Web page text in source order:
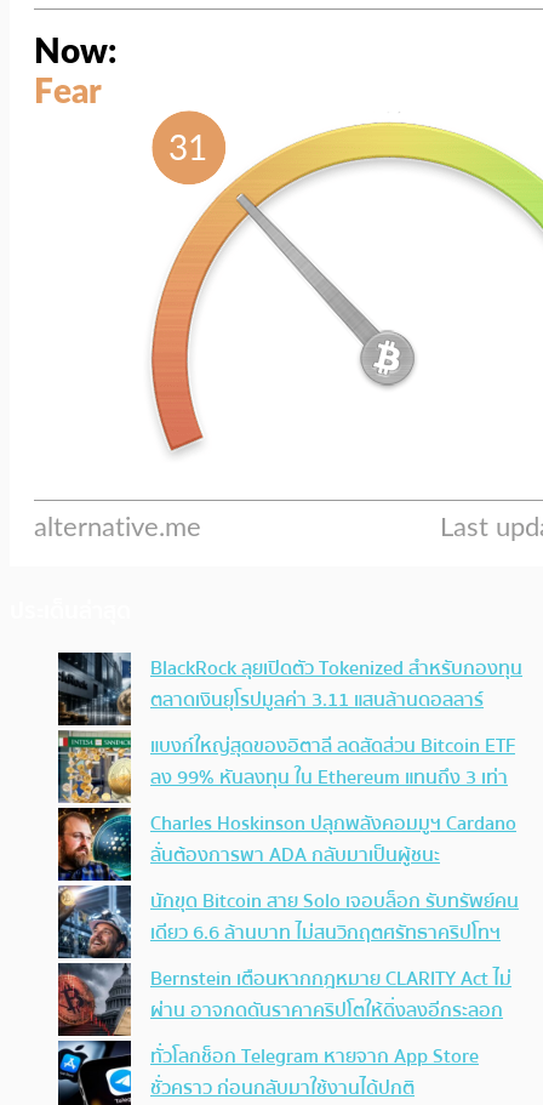
BlackRock ลุยเปิดตัว Tokenized สำหรับกองทุน
ตลาดเงินยุโรปมูลค่า 3.11 แสนล้านดอลลาร์
แบงก์ใหญ่สุดของอิตาลี ลดสัดส่วน Bitcoin ETF
ลง 99% หันลงทุน ใน Ethereum แทนถึง 3 เท่า
Charles Hoskinson ปลุกพลังคอมมูฯ Cardano
ลั่นต้องการพา ADA กลับมาเป็นผู้ชนะ
นักขุด Bitcoin สาย Solo เจอบล็อก รับทรัพย์คน
เดียว 6.6 ล้านบาท ไม่สนวิกฤตศรัทธาคริปโทฯ
Bernstein เตือนหากกฎหมาย CLARITY Act ไม่
ผ่าน อาจกดดันราคาคริปโตให้ดิ่งลงอีกระลอก
ทั่วโลกช็อก Telegram หายจาก App Store
ชั่วคราว ก่อนกลับมาใช้งานได้ปกติ